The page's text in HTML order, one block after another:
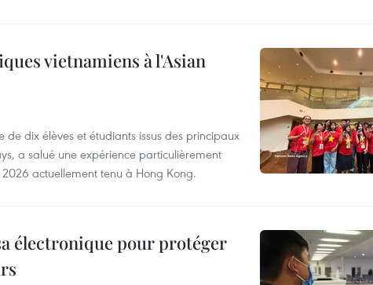
vietnamiens à l'Asian
dix élèves et étudiants issus des principaux
a salué une expérience particulièrement
actuellement tenu à Hong Kong.
électronique pour protéger